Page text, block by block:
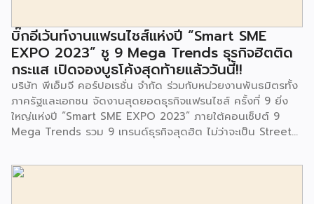
จนประชาชนในชุมชนและพื้นที่ใกล้เคียง รวมถึงคณะครู ผู้ปกครอง
และนักเรียนจากศูนย์พัฒนาเด็กเล็กก่อนวัยเรียน ชุมชนเกาะมุสลิม
ร่วมเป็นเกียรติในพิธีดังกล่าว โครงการกำจัดมูลฝอยด้วยวิธีการ
เผาไหม้ฯ ยังมีกิจกรรมเพื่อสังคมหรือ CSR อื่นๆ อีกมากมาย กับ
ชุมชนรอบๆ พื้นที่โครงการอย่างต่อเนื่อง อาทิ การลงพื้นที่
ประชาสัมพันธ์ […]
บิ๊กอีเว้นท์งานแฟรนไชส์แห่งปี “Smart SME
EXPO 2023” ชู 9 Mega Trends ธุรกิจฮิตติด
กระแส เปิดจองบูธโค้งสุดท้ายแล้ววันนี้!!
บริษัท พีเอ็มจี คอร์ปอเรชั่น จำกัด ร่วมกับหน่วยงานพันธมิตรทั้ง
ภาครัฐและเอกชน จัดงานสุดยอดธุรกิจแฟรนไชส์ ครั้งที่ 9 ยิ่ง
ใหญ่แห่งปี “Smart SME EXPO 2023” ภายใต้คอนเซ็ปต์ 9
Mega Trends รวม 9 เทรนด์ธุรกิจสุดฮิต ไม่ว่าจะเป็น Street
Trends, Coffee & Beverage Trends, Education Trends,
Health & Wellness Trends, E-Commerce Trends,